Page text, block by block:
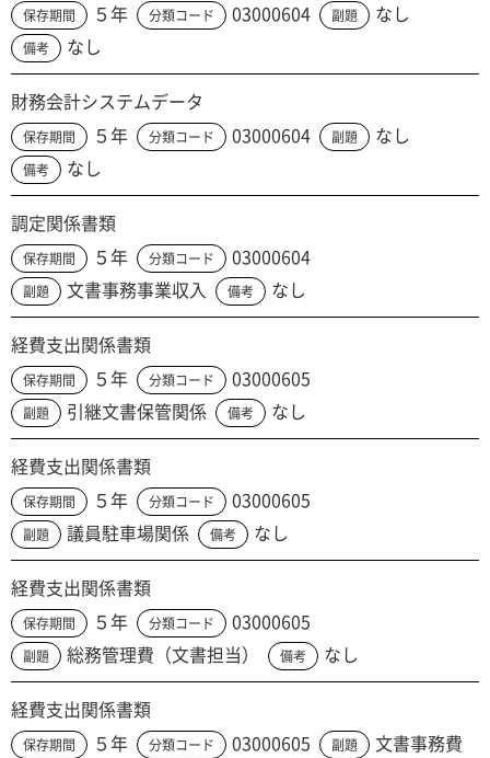
保存期間 ５年 分類コード 03000604 副題 なし
備考 なし
財務会計システムデータ
保存期間 ５年 分類コード 03000604 副題 なし
備考 なし
調定関係書類
保存期間 ５年 分類コード 03000604
副題 文書事務事業収入 備考 なし
経費支出関係書類
保存期間 ５年 分類コード 03000605
副題 引継文書保管関係 備考 なし
経費支出関係書類
保存期間 ５年 分類コード 03000605
副題 議員駐車場関係 備考 なし
経費支出関係書類
保存期間 ５年 分類コード 03000605
副題 総務管理費（文書担当） 備考 なし
経費支出関係書類
保存期間 ５年 分類コード 03000605 副題 文書事務費